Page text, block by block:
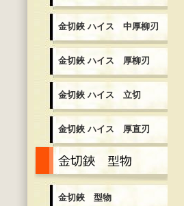
金切鋏 ハイス 中厚柳刃
金切鋏 ハイス 厚柳刃
金切鋏 ハイス 立切
金切鋏 ハイス 厚直刃
金切鋏 型物